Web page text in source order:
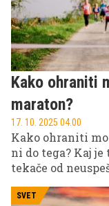
Kako ohraniti
maraton?
17. 10. 2025 04.00
Kako ohraniti
ni do tega? Kaj
tekače od
športni psihologi.
SVET